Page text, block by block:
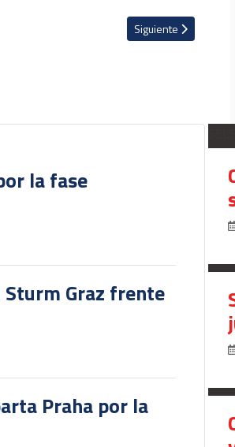
venir con la U20 Artículo siguiente:
Siguiente
la fase
Graz frente
Praha por la